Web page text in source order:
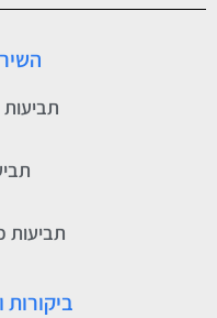
תביעות
ביקורות